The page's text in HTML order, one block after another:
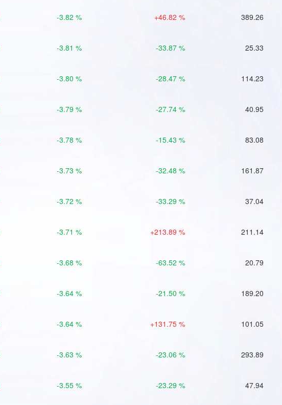
-3.82 % +46.82 % 389.26
-3.81 % -33.87 % 25.33
-3.80 % -28.47 % 114.23
-3.79 % -27.74 % 40.95
-3.78 % -15.43 % 83.08
-3.73 % -32.48 % 161.87
-3.72 % -33.29 % 37.04
-3.71 % +213.89 % 211.14
-3.68 % -63.52 % 20.79
-3.64 % -21.50 % 189.20
-3.64 % +131.75 % 101.05
-3.63 % -23.06 % 293.89
-3.55 % -23.29 % 47.94